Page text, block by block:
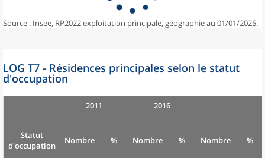
Source : Insee, RP2022 exploitation principale, géographie au 01/01/2025.
LOG T7 - Résidences principales selon le statut
d'occupation
2011 2016
Statut
d'occupation
Nombre % Nombre % Nombre %